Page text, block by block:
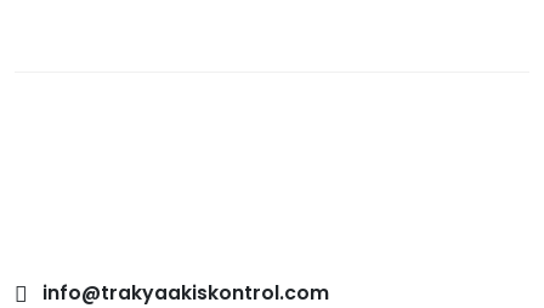
info@trakyaakiskontrol.com